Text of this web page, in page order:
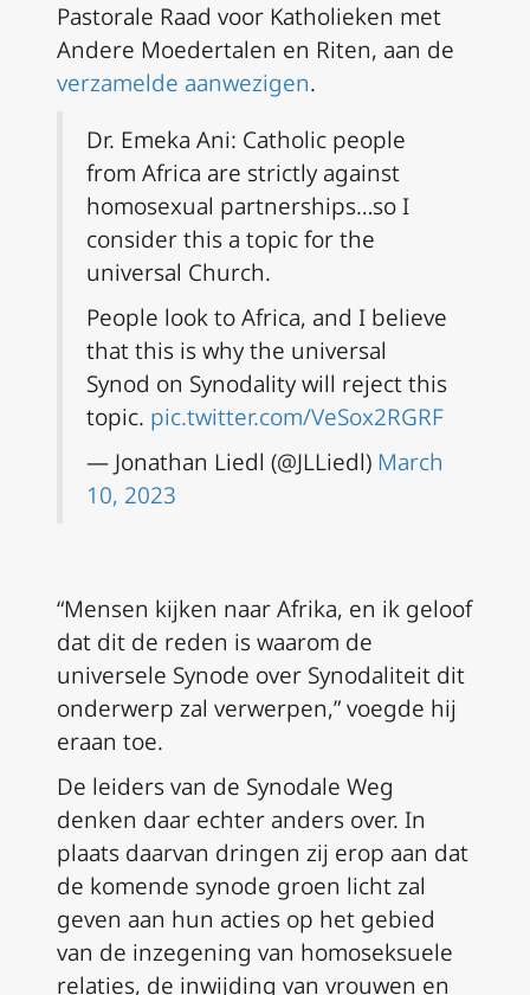
Pastorale Raad voor Katholieken met
Andere Moedertalen en Riten, aan de
verzamelde aanwezigen.
Dr. Emeka Ani: Catholic people
from Africa are strictly against
homosexual partnerships…so I
consider this a topic for the
universal Church.
People look to Africa, and I believe
that this is why the universal
Synod on Synodality will reject this
topic. pic.twitter.com/VeSox2RGRF
— Jonathan Liedl (@JLLiedl) March
10, 2023
“Mensen kijken naar Afrika, en ik geloof
dat dit de reden is waarom de
universele Synode over Synodaliteit dit
onderwerp zal verwerpen,” voegde hij
eraan toe.
De leiders van de Synodale Weg
denken daar echter anders over. In
plaats daarvan dringen zij erop aan dat
de komende synode groen licht zal
geven aan hun acties op het gebied
van de inzegening van homoseksuele
relaties, de inwijding van vrouwen en